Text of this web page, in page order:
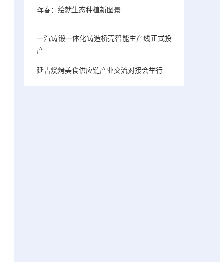
珲春：绘就生态种植新图景
一汽铸锻一体化铸造桥壳智能生产线正式投
产
延吉烧烤美食供应链产业交流对接会举行